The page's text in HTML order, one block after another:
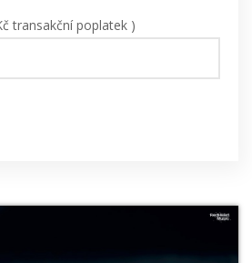
transakční poplatek )